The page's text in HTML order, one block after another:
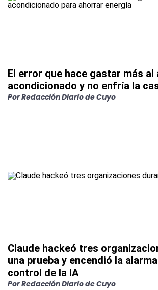
El error que hace gastar más al
acondicionado y no enfría la
PorRedacción Diario de Cuyo
Claude hackeó tres
una prueba y encendió la
control de la IA
PorRedacción Diario de Cuyo